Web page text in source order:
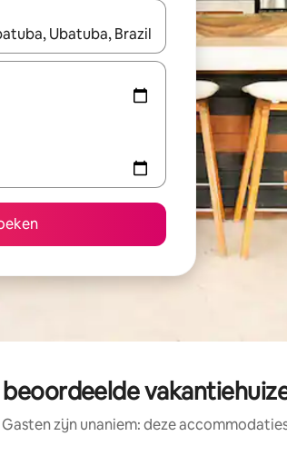
zijn, maak je een keuze met je de
Gasten zijn unaniem: deze